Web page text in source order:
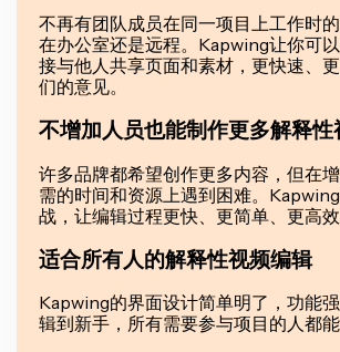
不再有团队成员在同一项目上工作时
在办公室还是远程。Kapwing让你可
接与他人共享页面和素材，更快速、
们的意见。
不增加人员也能制作更多解释性
许多品牌都希望创作更多内容，但在
需的时间和资源上遇到困难。
战，让编辑过程更快、更简单、更高效
适合所有人的解释性视频编辑
Kapwing的界面设计简单明了，功能
辑到新手，所有需要参与项目的人都能